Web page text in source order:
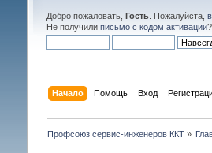
Добро пожаловать, Гость. Пожалуйста,
Не получили письмо с кодом активации?
Начало Помощь Вход
Профсоюз сервис-инженеров ККТ»